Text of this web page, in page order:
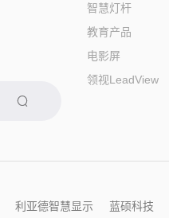
智慧灯杆
教育产品
电影屏
领视LeadView
利亚德智慧显示 蓝硕科技